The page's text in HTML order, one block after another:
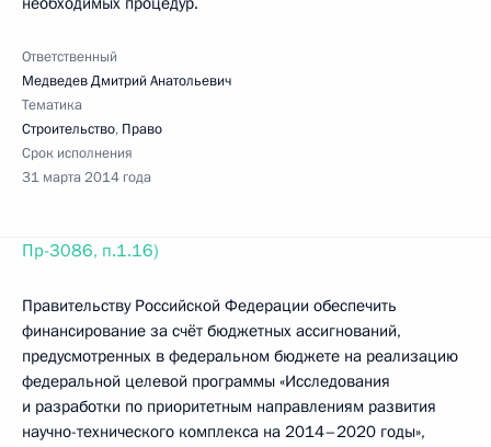
Ответственный
Медведев Дмитрий Анатольевич
Тематика
Строительство, Право
Срок исполнения
31 марта 2014 года
Пр-3086, п.1.16)
Правительству Российской Федерации обеспечить
финансирование за счёт бюджетных ассигнований,
предусмотренных в федеральном бюджете на реализацию
федеральной целевой программы «Исследования
и разработки по приоритетным направлениям развития
научно-технического комплекса на 2014–2020 годы»,